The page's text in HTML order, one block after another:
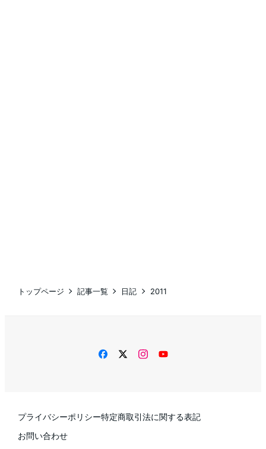
トップページ 記事一覧 日記 2011
facebooktwitterinstagram
YouTube
プライバシーポリシー特定商取引法に関する表記
お問い合わせ